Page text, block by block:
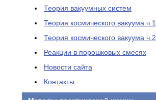
Теория вакуумных систем
Теория космического вакуума ч.1
Теория космического вакуума ч.2
Реакции в порошковых смесях
Новости сайта
Контакты